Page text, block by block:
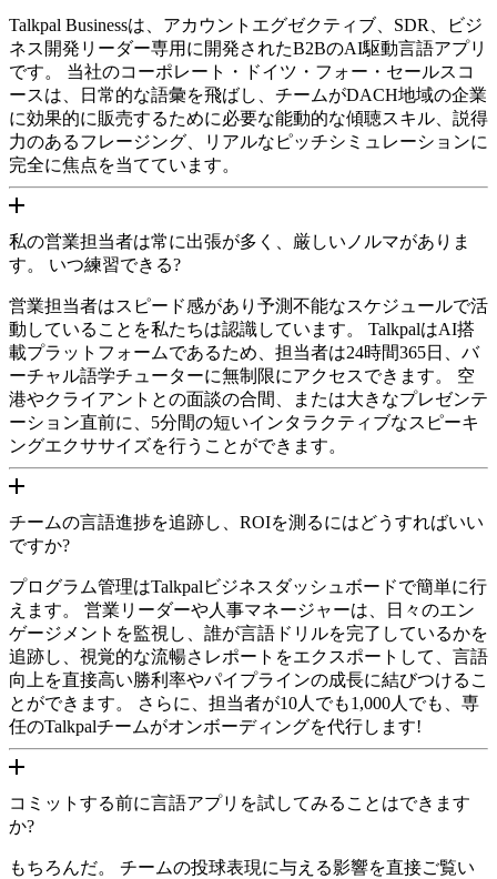
Talkpal Businessは、アカウントエグゼクティブ、SDR、ビジ
ネス開発リーダー専用に開発されたB2BのAI駆動言語アプリ
です。 当社のコーポレート・ドイツ・フォー・セールスコ
ースは、日常的な語彙を飛ばし、チームがDACH地域の企業
に効果的に販売するために必要な能動的な傾聴スキル、説得
力のあるフレージング、リアルなピッチシミュレーションに
完全に焦点を当てています。
私の営業担当者は常に出張が多く、厳しいノルマがありま
す。 いつ練習できる?
営業担当者はスピード感があり予測不能なスケジュールで活
動していることを私たちは認識しています。 TalkpalはAI搭
載プラットフォームであるため、担当者は24時間365日、バ
ーチャル語学チューターに無制限にアクセスできます。 空
港やクライアントとの面談の合間、または大きなプレゼンテ
ーション直前に、5分間の短いインタラクティブなスピーキ
ングエクササイズを行うことができます。
チームの言語進捗を追跡し、ROIを測るにはどうすればいい
ですか?
プログラム管理はTalkpalビジネスダッシュボードで簡単に行
えます。 営業リーダーや人事マネージャーは、日々のエン
ゲージメントを監視し、誰が言語ドリルを完了しているかを
追跡し、視覚的な流暢さレポートをエクスポートして、言語
向上を直接高い勝利率やパイプラインの成長に結びつけるこ
とができます。 さらに、担当者が10人でも1,000人でも、専
任のTalkpalチームがオンボーディングを代行します!
コミットする前に言語アプリを試してみることはできます
か?
もちろんだ。 チームの投球表現に与える影響を直接ご覧い